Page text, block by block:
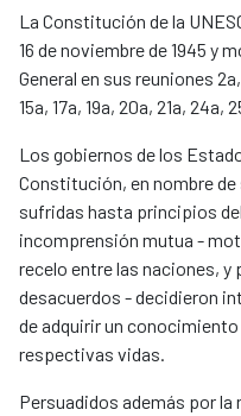
La Constitución de la
16 de noviembre de 1945 y
General en sus reuniones
15a, 17a, 19a, 20a, 21a, 24a,
Los gobiernos de los
Constitución, en nombre de
sufridas hasta principios
incomprensión mutua -
recelo entre las naciones, y
desacuerdos - decidieron
de adquirir un
respectivas vidas.
Persuadidos además por la